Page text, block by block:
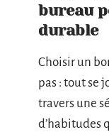
bureau
durable
Choisir un
pas : tout se
travers une
d’habitudes